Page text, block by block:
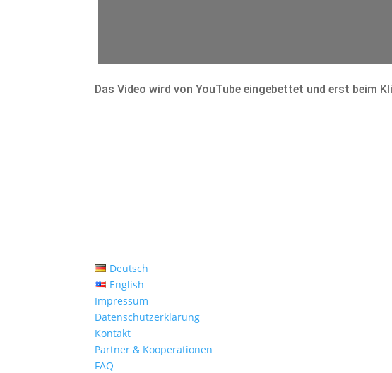
Das Video wird von YouTube eingebettet und erst beim
Deutsch
English
Impressum
Datenschutzerklärung
Kontakt
Partner & Kooperationen
FAQ